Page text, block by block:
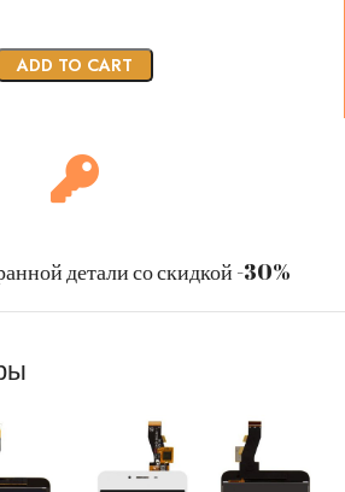
ADD TO CART
детали со скидкой -30%